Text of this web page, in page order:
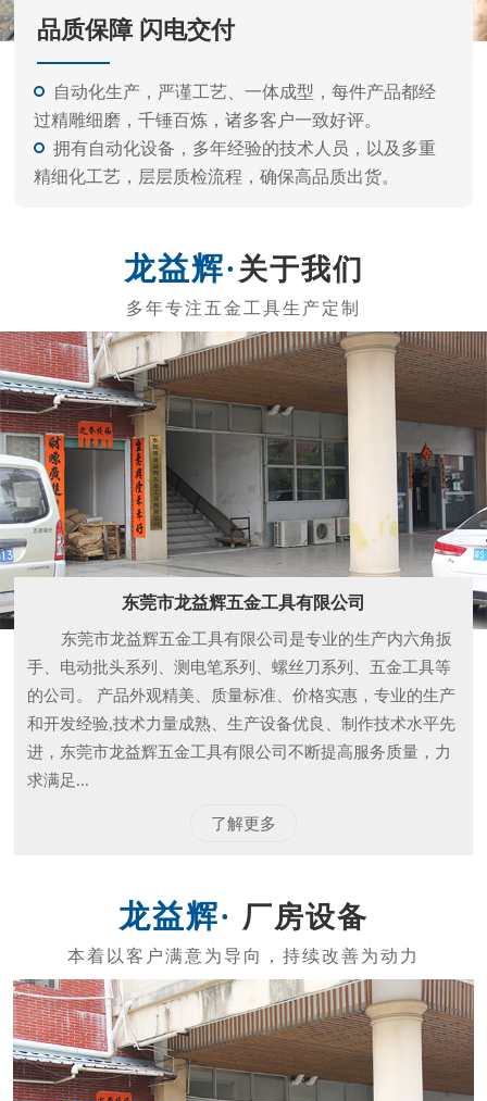
品质保障 闪电交付
自动化生产，严谨工艺、一体成型，每件产品都经
过精雕细磨，千锤百炼，诸多客户一致好评。
拥有自动化设备，多年经验的技术人员，以及多重
精细化工艺，层层质检流程，确保高品质出货。
关于我们
东莞市龙益辉五金工具有限公司
东莞市龙益辉五金工具有限公司是专业的生产内六角扳
手、电动批头系列、测电笔系列、螺丝刀系列、五金工具等
的公司。 产品外观精美、质量标准、价格实惠，专业的生产
和开发经验,技术力量成熟、生产设备优良、制作技术水平先
进，东莞市龙益辉五金工具有限公司不断提高服务质量，力
求满足...
了解更多
厂房设备